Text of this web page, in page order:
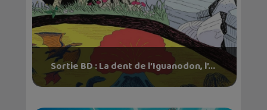
Sortie BD : La dent de l’Iguanodon, l’...